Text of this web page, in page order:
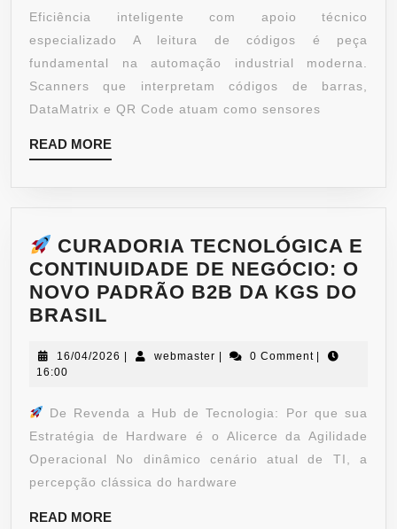
Eficiência inteligente com apoio técnico
especializado A leitura de códigos é peça
fundamental na automação industrial moderna.
Scanners que interpretam códigos de barras,
DataMatrix e QR Code atuam como sensores
READ MORE
CURADORIA TECNOLÓGICA E
CONTINUIDADE DE NEGÓCIO: O
NOVO PADRÃO B2B DA KGS DO
BRASIL
16/04/2026 | webmaster | 0 Comment |
16:00
De Revenda a Hub de Tecnologia: Por que sua
Estratégia de Hardware é o Alicerce da Agilidade
Operacional No dinâmico cenário atual de TI, a
percepção clássica do hardware
READ MORE